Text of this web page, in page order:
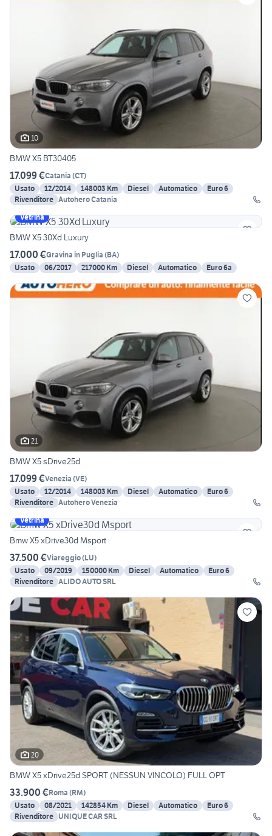
10
BMW X5 BT30405
17.099 €Catania (CT)
Usato
12/2014 148003 Km Diesel Automatico
Euro 6
Rivenditore Autohero Catania
Vetrina
BMW X5 30Xd Luxury
17.000 €Gravina in Puglia (BA)
Usato
06/2017 217000 Km Diesel Automatico Euro 6a
21
BMW X5 sDrive25d
17.099 €Venezia (VE)
Usato
12/2014 148003 Km Diesel Automatico
Euro 6
Rivenditore Autohero Venezia
Vetrina
Bmw X5 xDrive30d Msport
37.500 €Viareggio(LU)
Usato
09/2019 150000 Km Diesel Automatico
Euro 6
Rivenditore ALIDO AUTO SRL
20
BMW X5 xDrive25d SPORT (NESSUN VINCOLO) FULL OPT
33.900 €Roma (RM)
Usato
08/2021 142854 Km Diesel Automatico
Euro 6
Rivenditore UNIQUE CAR SRL